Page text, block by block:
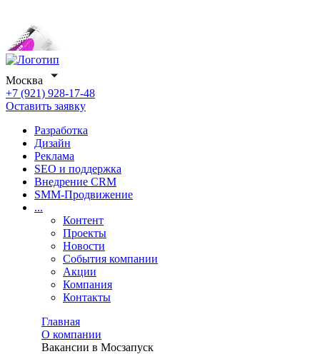
Москва
+7 (921) 928-17-48
Оставить заявку
Разработка
Дизайн
Реклама
SЕО и поддержка
Внедрение СRМ
SММ-Продвижение
...
Контент
Проекты
Новости
События компании
Акции
Компания
Контакты
Главная
О компании
Вакансии в Мосзапуск